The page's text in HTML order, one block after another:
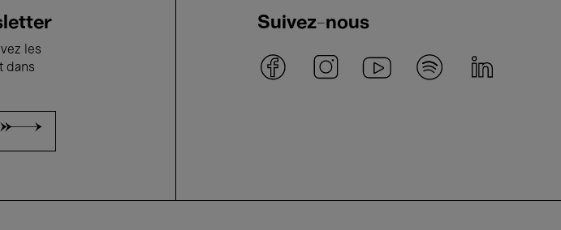
les
dans
Suivez-nous